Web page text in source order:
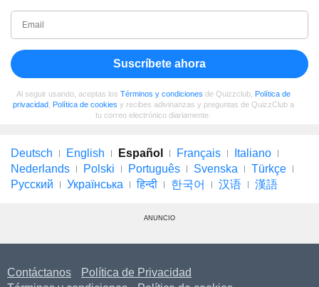
Suscríbete ahora
Al seguir usando, aceptas los Términos y condiciones de Quizzclub, Política de
privacidad, Política de cookies y recibes adivinanzas y preguntas de QuizzClub a
tu correo electrónico diariamente.
Deutsch English Español Français
Italiano
Nederlands
Polski Português Svenska
Türkçe
Русский
Українська हिन्दी 한국어 汉语 漢語
ANUNCIO
Contáctanos
Política de Privacidad